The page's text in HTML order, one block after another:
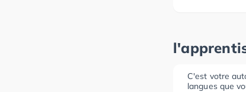
C'est votre
langues que